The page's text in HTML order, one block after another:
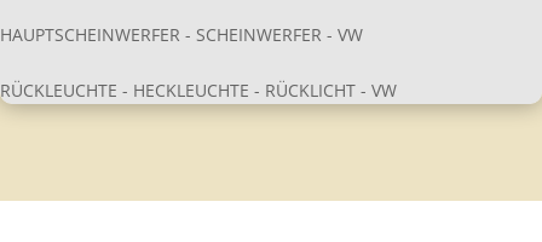
HAUPTSCHEINWERFER - SCHEINWERFER - VW
RÜCKLEUCHTE - HECKLEUCHTE - RÜCKLICHT - VW